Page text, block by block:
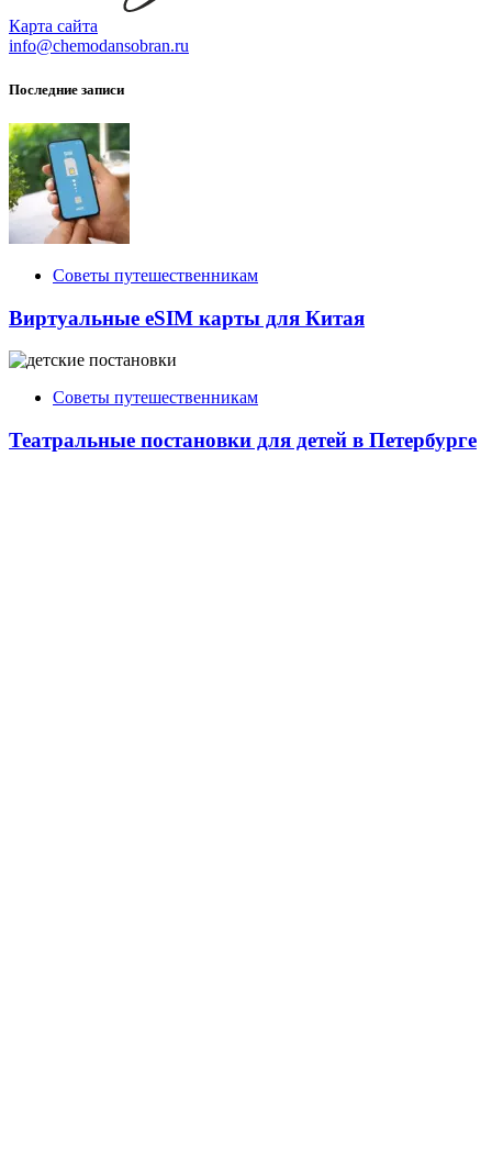
Карта сайта
info@chemodansobran.ru
Последние записи
Советы путешественникам
Виртуальные eSIM карты для Китая
Советы путешественникам
Театральные постановки для детей в Петербурге